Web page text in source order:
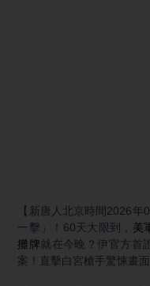
【新唐人北京時間2026
一擊」！60天大限到， 美
攤牌就在今晚？伊官方首
案！直擊白宮槍手驚悚畫